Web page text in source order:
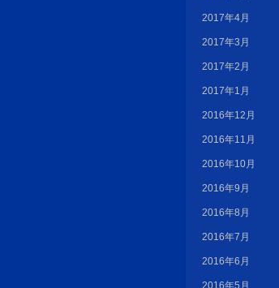
2017年4月
2017年3月
2017年2月
2017年1月
2016年12月
2016年11月
2016年10月
2016年9月
2016年8月
2016年7月
2016年6月
2016年5月